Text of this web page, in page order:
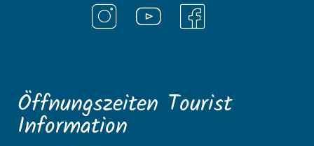
Öffnungszeiten Tourist
Information